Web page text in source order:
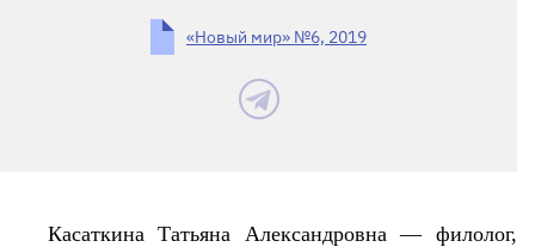
«Новый мир» №6, 2019
Касаткина Татьяна Александровна — филолог,